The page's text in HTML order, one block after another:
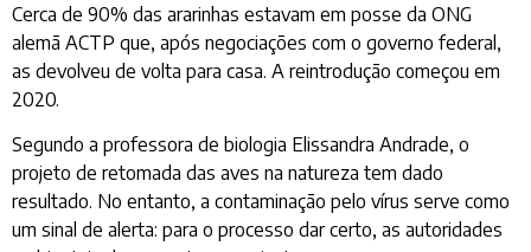
Cerca de 90% das ararinhas estavam em posse da ONG
alemã ACTP que, após negociações com o governo federal,
as devolveu de volta para casa. A reintrodução começou em
2020.
Segundo a professora de biologia Elissandra Andrade, o
projeto de retomada das aves na natureza tem dado
resultado. No entanto, a contaminação pelo vírus serve como
um sinal de alerta: para o processo dar certo, as autoridades